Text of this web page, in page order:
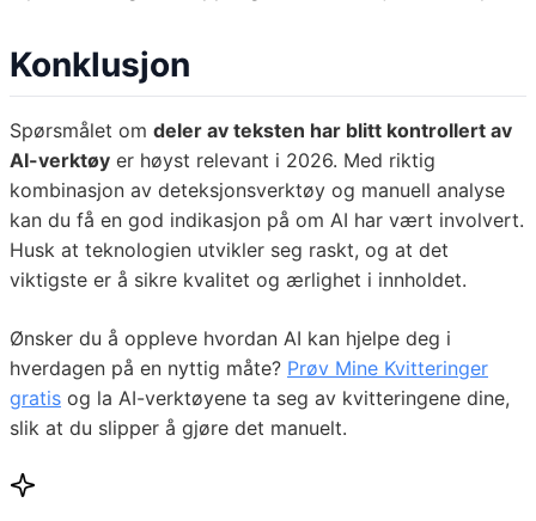
Konklusjon
Spørsmålet om deler av teksten har blitt kontrollert av
AI-verktøy er høyst relevant i 2026. Med riktig
kombinasjon av deteksjonsverktøy og manuell analyse
kan du få en god indikasjon på om AI har vært involvert.
Husk at teknologien utvikler seg raskt, og at det
viktigste er å sikre kvalitet og ærlighet i innholdet.
Ønsker du å oppleve hvordan AI kan hjelpe deg i
hverdagen på en nyttig måte? Prøv Mine Kvitteringer
gratis og la AI-verktøyene ta seg av kvitteringene dine,
slik at du slipper å gjøre det manuelt.